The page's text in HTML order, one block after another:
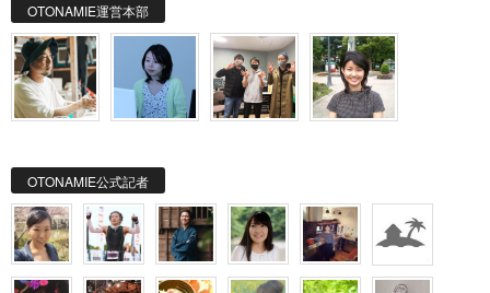
OTONAMIE運営本部
OTONAMIE公式記者